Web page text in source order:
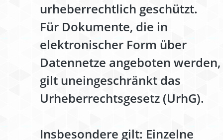
urheberrechtlich geschützt.
Für Dokumente, die in
elektronischer Form über
Datennetze angeboten werden,
gilt uneingeschränkt das
Urheberrechtsgesetz (UrhG).
Insbesondere gilt: Einzelne